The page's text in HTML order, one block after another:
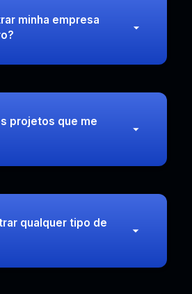
minha empresa
projetos que me
qualquer tipo de